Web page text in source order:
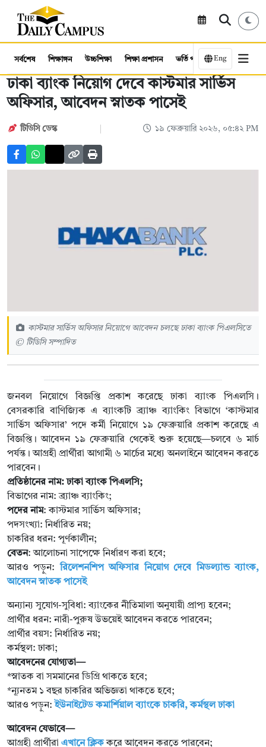
সর্বশেষ শিক্ষাঙ্গন উচ্চশিক্ষা শিক্ষা প্রশাসন ভর্তি পরীক্ষা কর্মসংস্থান
Eng
ঢাকা ব্যাংক নিয়োগ দেবে কাস্টমার সার্ভিস
অফিসার, আবেদন স্নাতক পাসেই
টিডিসি ডেস্ক ১৯ ফেব্রুয়ারি ২০২৬, ০৫:৪২ PM
কাস্টমার সার্ভিস অফিসার নিয়োগে আবেদন চলছে ঢাকা ব্যাংক পিএলসিতে
© টিডিসি সম্পাদিত
জনবল নিয়োগে বিজ্ঞপ্তি প্রকাশ করেছে ঢাকা ব্যাংক পিএলসি।
বেসরকারি বাণিজ্যিক এ ব্যাংকটি ব্র্যাঞ্চ ব্যাংকিং বিভাগে ‘কাস্টমার
সার্ভিস অফিসার’ পদে কর্মী নিয়োগে ১৯ ফেব্রুয়ারি প্রকাশ করেছে এ
বিজ্ঞপ্তি। আবেদন ১৯ ফেব্রুয়ারি থেকেই শুরু হয়েছে—চলবে ৬ মার্চ
পর্যন্ত। আগ্রহী প্রার্থীরা আগামী ৬ মার্চের মধ্যে অনলাইনে আবেদন করতে
পারবেন।
প্রতিষ্ঠানের নাম: ঢাকা ব্যাংক পিএলসি;
বিভাগের নাম: ব্র্যাঞ্চ ব্যাংকিং;
পদের নাম: কাস্টমার সার্ভিস অফিসার;
পদসংখ্যা: নির্ধারিত নয়;
চাকরির ধরন: পূর্ণকালীন;
বেতন: আলোচনা সাপেক্ষে নির্ধারণ করা হবে;
আরও পড়ুন:রিলেশনশিপ অফিসার নিয়োগ দেবে মিডল্যান্ড ব্যাংক,
আবেদন স্নাতক পাসেই
অন্যান্য সুযোগ-সুবিধা: ব্যাংকের নীতিমালা অনুযায়ী প্রাপ্য হবেন;
প্রার্থীর ধরন: নারী-পুরুষ উভয়েই আবেদন করতে পারবেন;
প্রার্থীর বয়স: নির্ধারিত নয়;
কর্মস্থল: ঢাকা;
আবেদনের যোগ্যতা—
*স্নাতক বা সমমানের ডিগ্রি থাকতে হবে;
*ন্যূনতম ১ বছর চাকরির অভিজ্ঞতা থাকতে হবে;
আরও পড়ুন:ইউনাইটেড কমার্শিয়াল ব্যাংকে চাকরি, কর্মস্থল ঢাকা
আবেদন যেভাবে—
আগ্রহী প্রার্থীরা এখানে ক্লিককরে আবেদন করতে পারবেন;